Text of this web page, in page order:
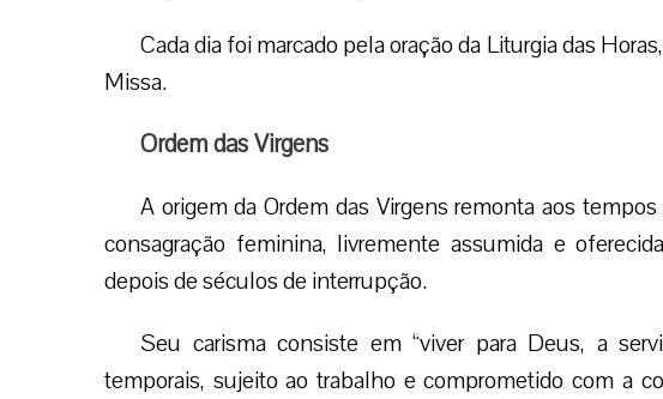
Cada dia foi marcado pela oração da Liturgia das
Missa.
Ordem das Virgens
A origem da Ordem das Virgens remonta aos
consagração feminina, livremente assumida e
depois de séculos de interrupção.
Seu carisma consiste em “viver para Deus, a
temporais, sujeito ao trabalho e comprometido com a